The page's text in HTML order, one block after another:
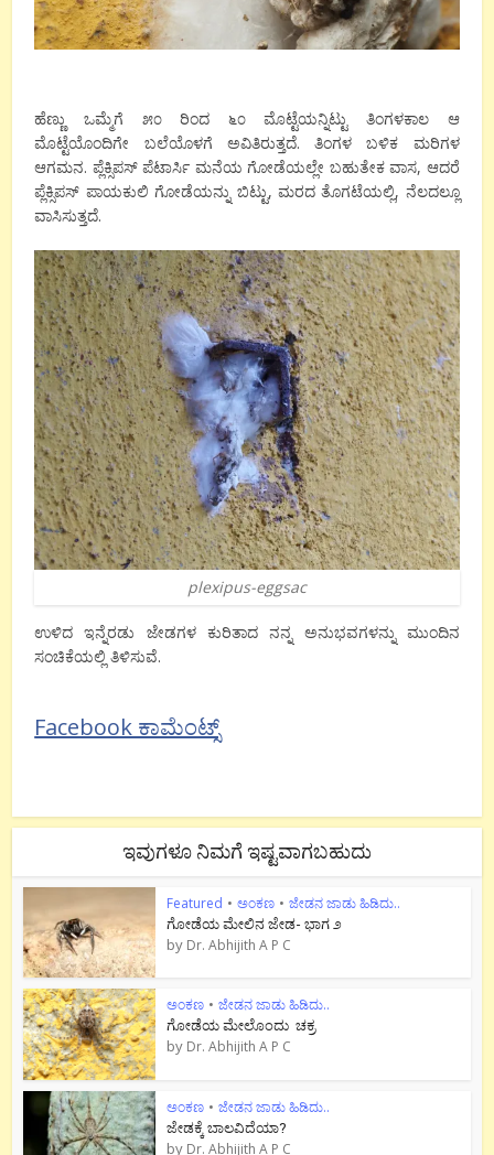
ಹೆಣ್ಣು ಒಮ್ಮೆಗೆ ೫೦ ರಿಂದ ೬೦ ಮೊಟ್ಟೆಯನ್ನಿಟ್ಟು ತಿಂಗಳಕಾಲ ಆ
ಮೊಟ್ಟೆಯೊಂದಿಗೇ ಬಲೆಯೊಳಗೆ ಅವಿತಿರುತ್ತದೆ. ತಿಂಗಳ ಬಳಿಕ ಮರಿಗಳ
ಆಗಮನ. ಪ್ಲೆಕ್ಸಿಪಸ್ ಪೆಟಾರ್ಸಿ ಮನೆಯ ಗೋಡೆಯಲ್ಲೇ ಬಹುತೇಕ ವಾಸ, ಆದರೆ
ಪ್ಲೆಕ್ಸಿಪಸ್ ಪಾಯಕುಲಿ ಗೋಡೆಯನ್ನು ಬಿಟ್ಟು, ಮರದ ತೊಗಟೆಯಲ್ಲಿ, ನೆಲದಲ್ಲೂ
ವಾಸಿಸುತ್ತದೆ.
plexipus-eggsac
ಉಳಿದ ಇನ್ನೆರಡು ಜೇಡಗಳ ಕುರಿತಾದ ನನ್ನ ಅನುಭವಗಳನ್ನು ಮುಂದಿನ
ಸಂಚಿಕೆಯಲ್ಲಿ ತಿಳಿಸುವೆ.
Facebook ಕಾಮೆಂಟ್ಸ್
ಇವುಗಳೂ ನಿಮಗೆ ಇಷ್ಟವಾಗಬಹುದು
Featured • ಅಂಕಣ • ಜೇಡನ ಜಾಡು ಹಿಡಿದು..
ಗೋಡೆಯ ಮೇಲಿನ ಜೇಡ- ಭಾಗ ೨
by Dr. Abhijith A P C
ಅಂಕಣ • ಜೇಡನ ಜಾಡು ಹಿಡಿದು..
ಗೋಡೆಯ ಮೇಲೊಂದು ಚಕ್ರ
by Dr. Abhijith A P C
ಅಂಕಣ • ಜೇಡನ ಜಾಡು ಹಿಡಿದು..
ಜೇಡಕ್ಕೆ ಬಾಲವಿದೆಯಾ?
by Dr. Abhijith A P C